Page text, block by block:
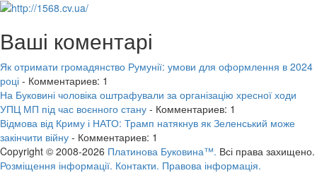
Ваші коментарі
Як отримати громадянство Румунії: умови для оформлення в 2024
році - Комментариев: 1
На Буковині чоловіка оштрафували за організацію хресної ходи
УПЦ МП під час воєнного стану - Комментариев: 1
Відмова від Криму і НАТО: Трамп натякнув як Зеленський може
закінчити війну - Комментариев: 1
Copyright © 2008-2026 Платинова Буковина™. Всі права захищено.
Розміщення інформації. Контакти. Правова інформація.